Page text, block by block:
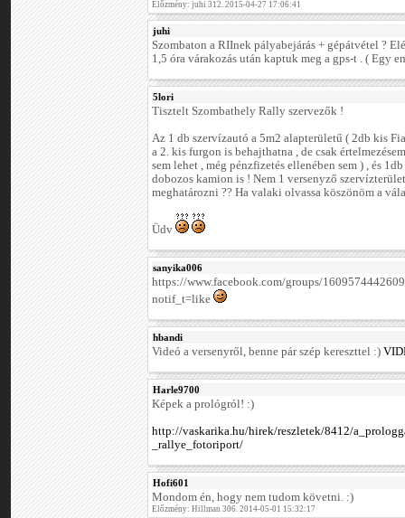
Előzmény: juhi 312. 2015-04-27 17:06:41
juhi
Szombaton a RIInek pályabejárás + gépátvétel ?
1,5 óra várakozás után kaptuk meg a gps-t . ( Egy
5lori
Tisztelt Szombathely Rally szervezők !
Az 1 db szervízautó a 5m2 alapterületű ( 2db kis
a 2. kis furgon is behajthatna , de csak
sem lehet , még pénzfizetés ellenében sem ) , és
dobozos kamion is ! Nem 1 versenyző
meghatározni ?? Ha valaki olvassa köszönöm a
Üdv
sanyika006
https://www.facebook.com/groups/
notif_t=like
hbandi
Videó a versenyről, benne pár szép kereszttel :)
Harle9700
Képek a prológról! :)
http://vaskarika.hu/hirek/reszletek/8412/
_rallye_fotoriport/
Hofi601
Mondom én, hogy nem tudom követni. :)
Előzmény: Hillman 306. 2014-05-01 15:32:17